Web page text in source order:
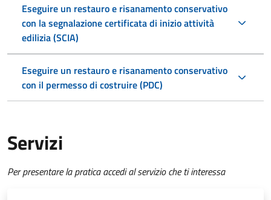
Eseguire un restauro e risanamento conservativo
con la segnalazione certificata di inizio attività
edilizia (SCIA)
Eseguire un restauro e risanamento conservativo
con il permesso di costruire (PDC)
Servizi
Per presentare la pratica accedi al servizio che ti interessa